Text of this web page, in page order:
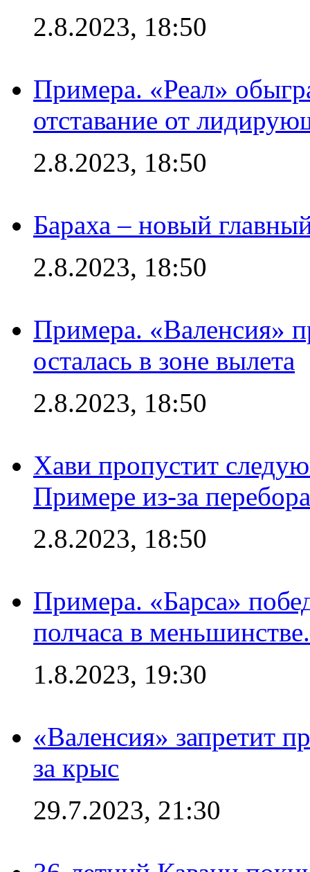
2.8.2023, 18:50
Примера. «Реал»
отставание от
2.8.2023, 18:50
Бараха – новый
2.8.2023, 18:50
Примера. «Валенсия»
осталась в зоне вылета
2.8.2023, 18:50
Хави пропустит
Примере из-за
2.8.2023, 18:50
Примера. «Барса»
полчаса в
1.8.2023, 19:30
«Валенсия» запретит
за крыс
29.7.2023, 21:30